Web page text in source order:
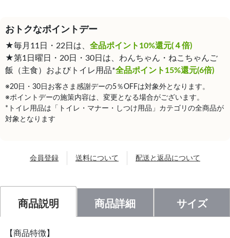
おトクなポイントデー
★毎月11日・22日は、 全品ポイント10%還元(４倍)
★第1日曜日・20日・30日は、わんちゃん・ねこちゃんご
飯（主食）およびトイレ用品*全品ポイント15%還元(6倍)
※20日・30日お客さま感謝デーの5％OFFは対象外となります。
※ポイントデーの施策内容は、変更となる場合がございます。
*トイレ用品は「トイレ・マナー・しつけ用品」カテゴリの全商品が
対象となります
会員登録 送料について 配送と返品について
商品説明 商品詳細 サイズ
【商品特徴】